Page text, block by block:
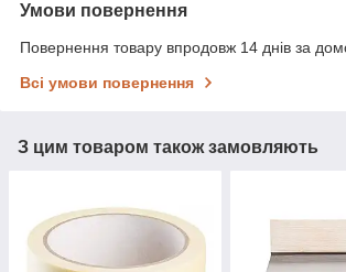
Умови повернення
Повернення товару впродовж 14 днів за
Всі умови повернення
З цим товаром також замовляють